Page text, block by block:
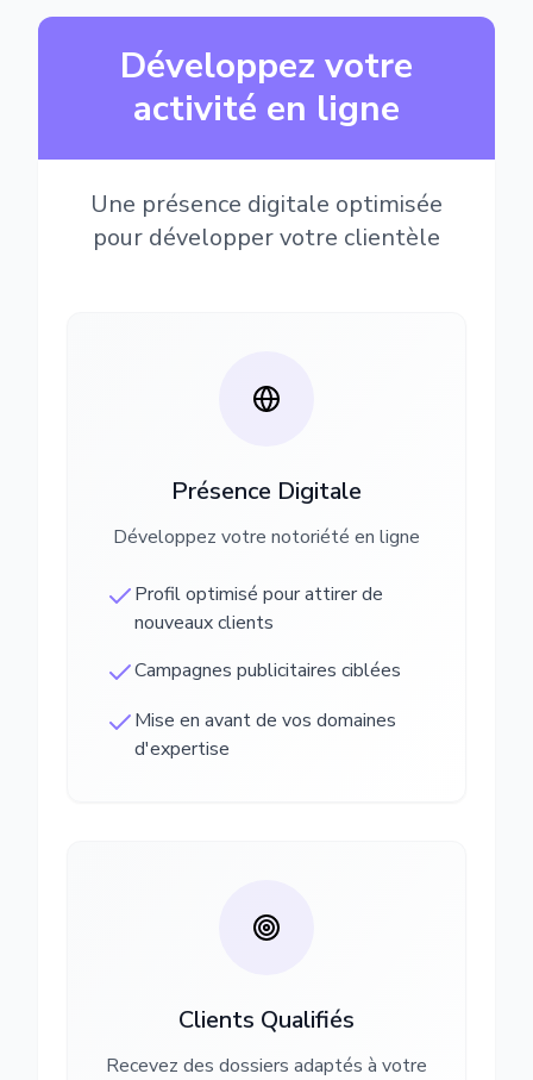
Développez votre
activité en ligne
Une présence digitale optimisée
pour développer votre clientèle
Présence Digitale
Développez votre notoriété en ligne
Profil optimisé pour attirer de
nouveaux clients
Campagnes publicitaires ciblées
Mise en avant de vos domaines
d'expertise
Clients Qualifiés
Recevez des dossiers adaptés à votre